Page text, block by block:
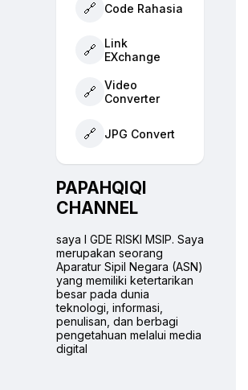
🔗 Code Rahasia
🔗
Link
EXchange
🔗
Video
Converter
🔗 JPG Convert
PAPAHQIQI
CHANNEL
saya I GDE RISKI MSIP. Saya
merupakan seorang
Aparatur Sipil Negara (ASN)
yang memiliki ketertarikan
besar pada dunia
teknologi, informasi,
penulisan, dan berbagi
pengetahuan melalui media
digital